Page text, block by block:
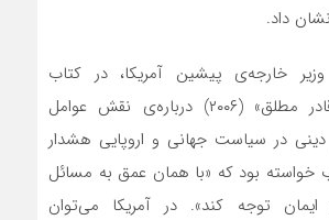
داد.
وزیر خارجه‌ی پیشین آمریکا، در کتاب
«قدرت‌مندان و قادر مطلق» (۲۰۰۶) درباره‌ی نقش عوامل
در سیاست جهانی و اروپایی هشدار
خواسته بود که «با همان عمق به مسائل
توجه کند». در آمریکا می‌توان